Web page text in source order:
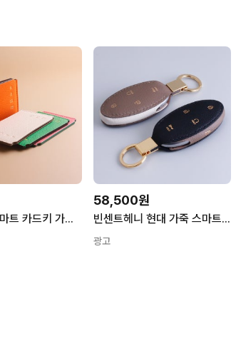
현대 기아 스마트 카드키 가죽 케이스
58,500원
빈센트헤니 현대 가죽 스마트 키케이스 페블A타입
광고